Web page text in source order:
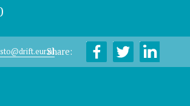
Share: